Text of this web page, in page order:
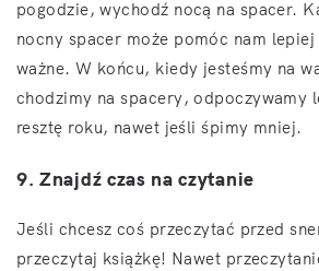
pogodzie, wychodź nocą na spacer.
nocny spacer może pomóc nam
ważne. W końcu, kiedy jesteśmy na
chodzimy na spacery, odpoczywamy
resztę roku, nawet jeśli śpimy mniej.
9. Znajdź czas na czytanie
Jeśli chcesz coś przeczytać przed
przeczytaj książkę! Nawet